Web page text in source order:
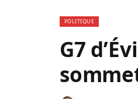
POLITIQUE
G7